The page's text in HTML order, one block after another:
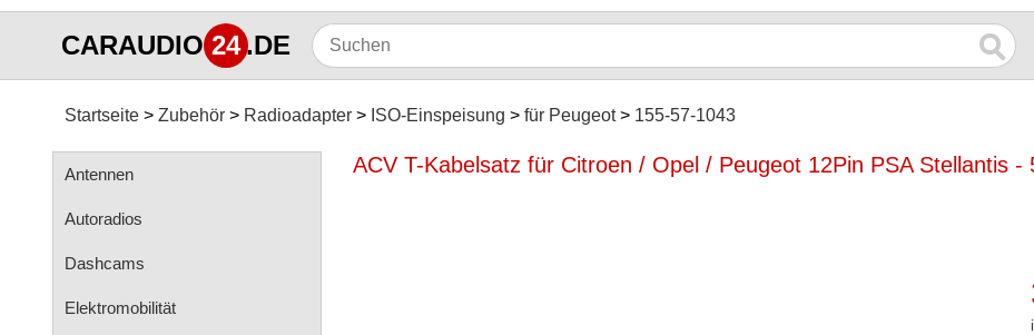
CARAUDIO 24.DE
Startseite Zubehör Radioadapter ISO-Einspeisung für Peugeot 155-57-1043
Antennen
Autoradios
Dashcams
Elektromobilität
ACV T-Kabelsatz für Citroen / Opel / Peugeot 12Pin PSA Stellantis -